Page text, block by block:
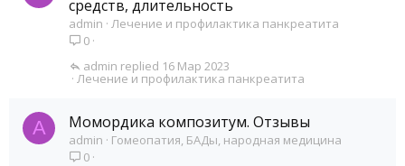
средств, длительность
admin Лечение и профилактика панкреатита
0
Лечение и профилактика панкреатита
16 Мар 2023
admin
A Момордика композитум. Отзывы
admin
Гомеопатия, БАДы, народная медицина
0